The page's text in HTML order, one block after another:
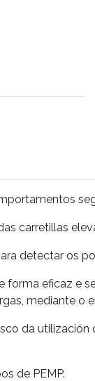
carretillas
detectar os
eficaz e
mediante o
da
de PEMP.